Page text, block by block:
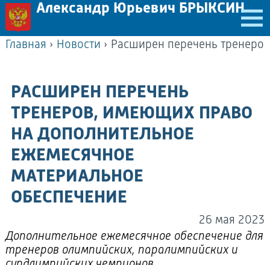
Александр Юрьевич БРЫКСИН
Главная › Новости ›
РАСШИРЕН ПЕРЕЧЕНЬ
ТРЕНЕРОВ, ИМЕЮЩИХ ПРАВО
НА ДОПОЛНИТЕЛЬНОЕ
ЕЖЕМЕСЯЧНОЕ
МАТЕРИАЛЬНОЕ
ОБЕСПЕЧЕНИЕ
26 мая 2023
Дополнительное ежемесячное обеспечение для
тренеров олимпийских, паралимпийских и